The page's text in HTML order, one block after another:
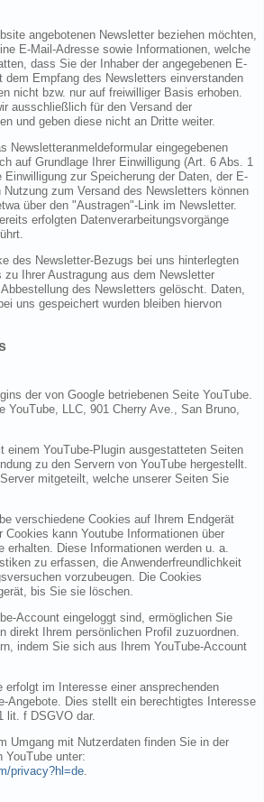
angebotenen Newsletter beziehen möchten,
E-Mail-Adresse sowie Informationen, welche
dass Sie der Inhaber der angegebenen E-
dem Empfang des Newsletters einverstanden
nicht bzw. nur auf freiwilliger Basis erhoben.
ausschließlich für den Versand der
und geben diese nicht an Dritte weiter.
Newsletteranmeldeformular eingegebenen
auf Grundlage Ihrer Einwilligung (Art. 6 Abs. 1
Einwilligung zur Speicherung der Daten, der E-
Nutzung zum Versand des Newsletters können
über den "Austragen"-Link im Newsletter.
erfolgten Datenverarbeitungsvorgänge
des Newsletter-Bezugs bei uns hinterlegten
zu Ihrer Austragung aus dem Newsletter
des Newsletters gelöscht. Daten,
uns gespeichert wurden bleiben hiervon
der von Google betriebenen Seite YouTube.
YouTube, LLC, 901 Cherry Ave., San Bruno,
einem YouTube-Plugin ausgestatteten Seiten
zu den Servern von YouTube hergestellt.
mitgeteilt, welche unserer Seiten Sie
verschiedene Cookies auf Ihrem Endgerät
kann Youtube Informationen über
erhalten. Diese Informationen werden u. a.
zu erfassen, die Anwenderfreundlichkeit
vorzubeugen. Die Cookies
bis Sie sie löschen.
Account eingeloggt sind, ermöglichen Sie
direkt Ihrem persönlichen Profil zuzuordnen.
indem Sie sich aus Ihrem YouTube-Account
erfolgt im Interesse einer ansprechenden
Angebote. Dies stellt ein berechtigtes Interesse
lit. f DSGVO dar.
Umgang mit Nutzerdaten finden Sie in der
YouTube unter:
privacy?hl=de